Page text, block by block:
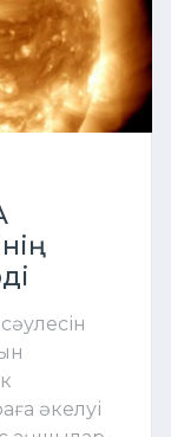
әкелуі